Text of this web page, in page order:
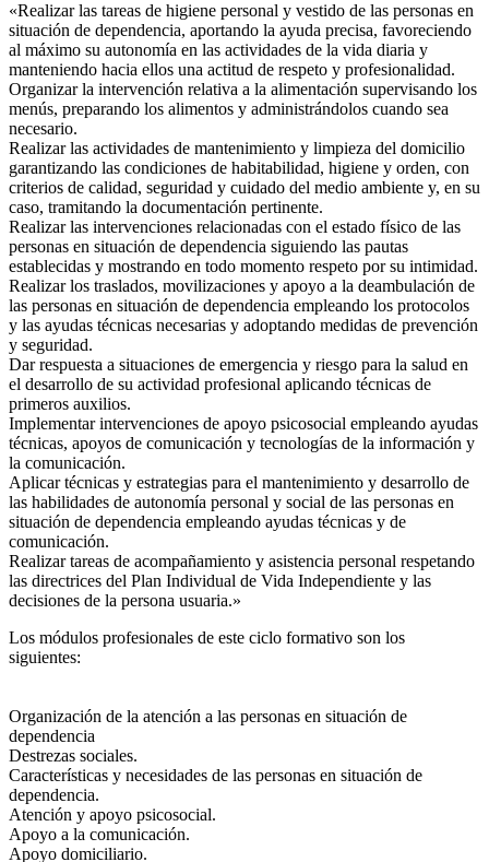
«Realizar las tareas de higiene personal y vestido de las personas en
situación de dependencia, aportando la ayuda precisa, favoreciendo
al máximo su autonomía en las actividades de la vida diaria y
manteniendo hacia ellos una actitud de respeto y profesionalidad.
Organizar la intervención relativa a la alimentación supervisando los
menús, preparando los alimentos y administrándolos cuando sea
necesario.
Realizar las actividades de mantenimiento y limpieza del domicilio
garantizando las condiciones de habitabilidad, higiene y orden, con
criterios de calidad, seguridad y cuidado del medio ambiente y, en su
caso, tramitando la documentación pertinente.
Realizar las intervenciones relacionadas con el estado físico de las
personas en situación de dependencia siguiendo las pautas
establecidas y mostrando en todo momento respeto por su intimidad.
Realizar los traslados, movilizaciones y apoyo a la deambulación de
las personas en situación de dependencia empleando los protocolos
y las ayudas técnicas necesarias y adoptando medidas de prevención
y seguridad.
Dar respuesta a situaciones de emergencia y riesgo para la salud en
el desarrollo de su actividad profesional aplicando técnicas de
primeros auxilios.
Implementar intervenciones de apoyo psicosocial empleando ayudas
técnicas, apoyos de comunicación y tecnologías de la información y
la comunicación.
Aplicar técnicas y estrategias para el mantenimiento y desarrollo de
las habilidades de autonomía personal y social de las personas en
situación de dependencia empleando ayudas técnicas y de
comunicación.
Realizar tareas de acompañamiento y asistencia personal respetando
las directrices del Plan Individual de Vida Independiente y las
decisiones de la persona usuaria.»
Los módulos profesionales de este ciclo formativo son los
siguientes:
Organización de la atención a las personas en situación de
dependencia
Destrezas sociales.
Características y necesidades de las personas en situación de
dependencia.
Atención y apoyo psicosocial.
Apoyo a la comunicación.
Apoyo domiciliario.